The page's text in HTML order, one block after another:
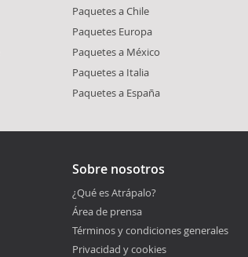
Paquetes a Chile
Paquetes Europa
Paquetes a México
Paquetes a Italia
Paquetes a España
Sobre nosotros
¿Qué es Atrápalo?
Área de prensa
Términos y condiciones generales
Privacidad y cookies